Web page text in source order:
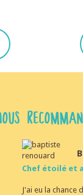
Chef étoilé et
J'ai eu la chance